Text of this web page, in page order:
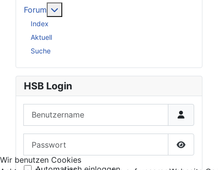
Forum
Index
Aktuell
Suche
HSB Login
Passwort
Wir benutzen Cookies